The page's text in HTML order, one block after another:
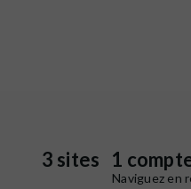
3 sites 1
Naviguez en